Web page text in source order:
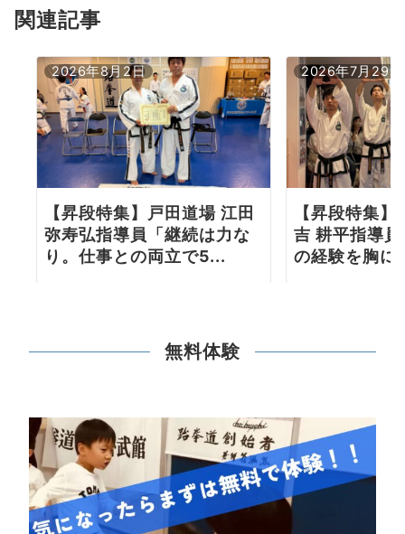
ョ
ン
関連記事
2026年8月2日
【昇段特集】戸田道場 江田
弥寿弘指導員「継続は力な
り。仕事との両立で5...
2026年7月29日
【昇段特集
吉 耕平指導
の経験を胸に
無料体験